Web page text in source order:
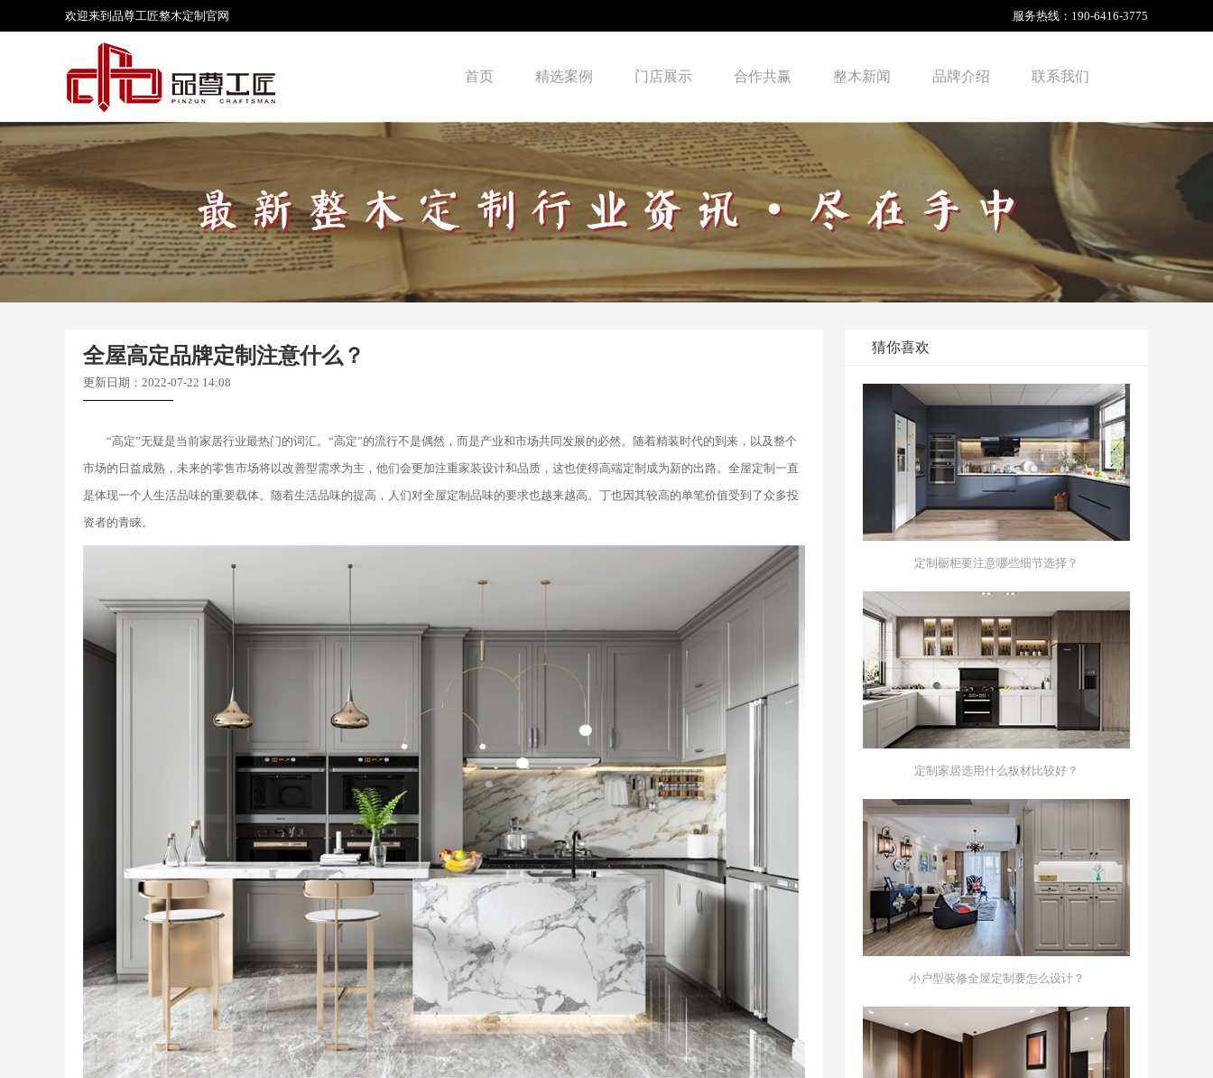
欢迎来到品尊工匠整木定制 官网 服务热线： 190-6416-3775
首页 精选案例 门店展示 合作共赢 整木新闻 品牌介绍 联系我们
全屋高定品牌定制注意什么？
更新日期：2022-07-22 14:08
“高定”无疑是当前家居行业最热门的词汇。“高定”的流行不是偶然，而是产业和市场共同发展的必然。随着精装时代的到来，以及整个
市场的日益成熟，未来的零售市场将以改善型需求为主，他们会更加注重家装设计和品质，这也使得高端定制成为新的出路。全屋定制一直
是体现一个人生活品味的重要载体。随着生活品味的提高，人们对全屋定制品味的要求也越来越高。丁也因其较高的单笔价值受到了众多投
资者的青睐。
猜你喜欢
定制橱柜要注意哪些细节选择？
定制家居选用什么板材比较好？
小户型装修全屋定制要怎么设计？